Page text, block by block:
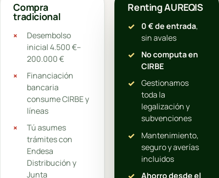
Compra
tradicional
Desembolso
inicial 4.500 €–
200.000 €
Financiación
bancaria
consume CIRBE y
líneas
Tú asumes
trámites con
Endesa
Distribución y
Junta
Renting AUREQIS
0 € de entrada,
sin avales
No computa en
CIRBE
Gestionamos
toda la
legalización y
subvenciones
Mantenimiento,
seguro y averías
incluidos
Ahorro desde el